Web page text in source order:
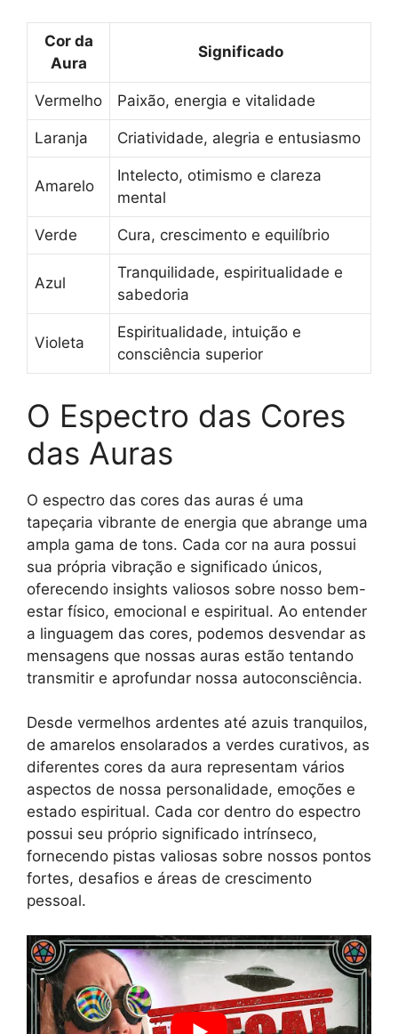
Cor da
Aura
Significado
Vermelho Paixão, energia e vitalidade
Laranja Criatividade, alegria e entusiasmo
Amarelo
Intelecto, otimismo e clareza
mental
Verde Cura, crescimento e equilíbrio
Azul
Tranquilidade, espiritualidade e
sabedoria
Violeta
Espiritualidade, intuição e
consciência superior
O Espectro das Cores
das Auras
O espectro das cores das auras é uma
tapeçaria vibrante de energia que abrange uma
ampla gama de tons. Cada cor na aura possui
sua própria vibração e significado únicos,
oferecendo insights valiosos sobre nosso bem-
estar físico, emocional e espiritual. Ao entender
a linguagem das cores, podemos desvendar as
mensagens que nossas auras estão tentando
transmitir e aprofundar nossa autoconsciência.
Desde vermelhos ardentes até azuis tranquilos,
de amarelos ensolarados a verdes curativos, as
diferentes cores da aura representam vários
aspectos de nossa personalidade, emoções e
estado espiritual. Cada cor dentro do espectro
possui seu próprio significado intrínseco,
fornecendo pistas valiosas sobre nossos pontos
fortes, desafios e áreas de crescimento
pessoal.